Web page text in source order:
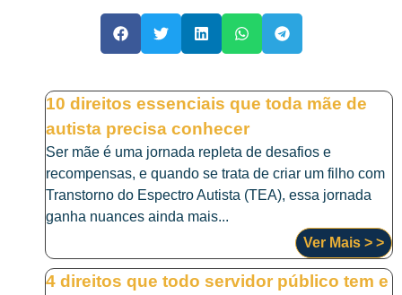
10 direitos essenciais que toda mãe de
autista precisa conhecer
Ser mãe é uma jornada repleta de desafios e
recompensas, e quando se trata de criar um filho com
Transtorno do Espectro Autista (TEA), essa jornada
ganha nuances ainda mais...
Ver Mais > >
4 direitos que todo servidor público tem e